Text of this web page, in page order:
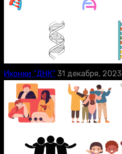
Иконки “ДНК” 31 декабря, 2023